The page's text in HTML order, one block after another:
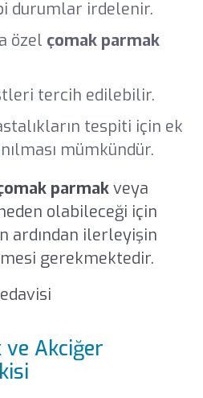
durumlar irdelenir.
özel çomak parmak
tercih edilebilir.
tespiti için ek
mümkündür.
parmakveya
olabileceği için
ardından ilerleyişin
gerekmektedir.
ve Akciğer